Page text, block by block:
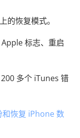
恢复模式。
标志、重启
多个 iTunes 错
和恢复 iPhone 数